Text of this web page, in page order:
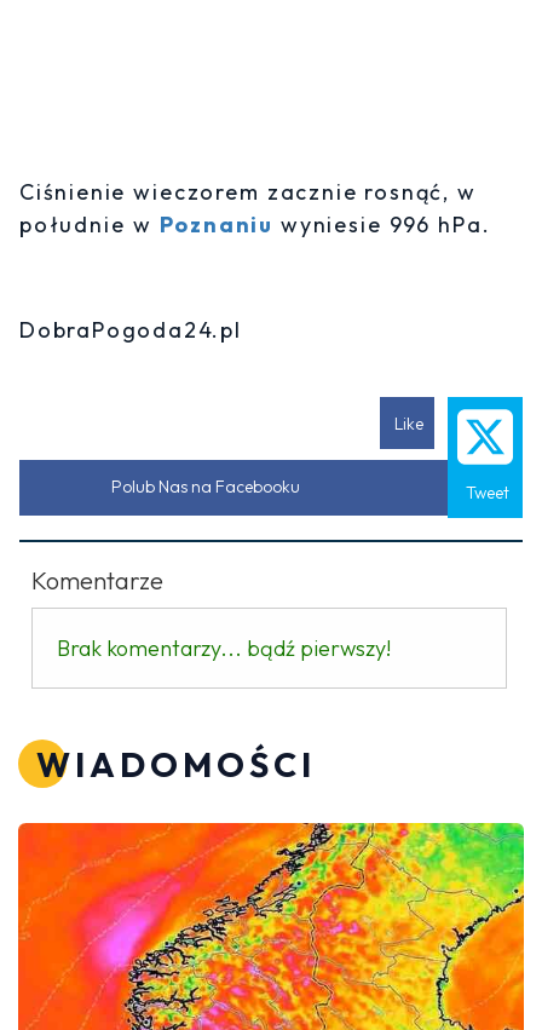
Ciśnienie wieczorem zacznie rosnąć, w
południe w Poznaniu wyniesie 996 hPa.
DobraPogoda24.pl
Like
Tweet
Polub Nas na Facebooku
Komentarze
Brak komentarzy... bądź pierwszy!
WIADOMOŚCI